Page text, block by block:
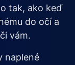
tak, ako keď
do očí a
vám.
naplené